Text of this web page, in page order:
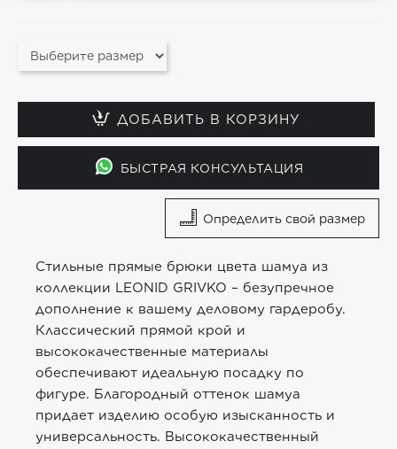
Определить свой размер
Стильные прямые брюки цвета шамуа из
коллекции LEONID GRIVKO – безупречное
дополнение к вашему деловому гардеробу.
Классический прямой крой и
высококачественные материалы
обеспечивают идеальную посадку по
фигуре. Благородный оттенок шамуа
придает изделию особую изысканность и
универсальность. Высококачественный
ДОБАВИТЬ В КОРЗИНУ
БЫСТРАЯ КОНСУЛЬТАЦИЯ